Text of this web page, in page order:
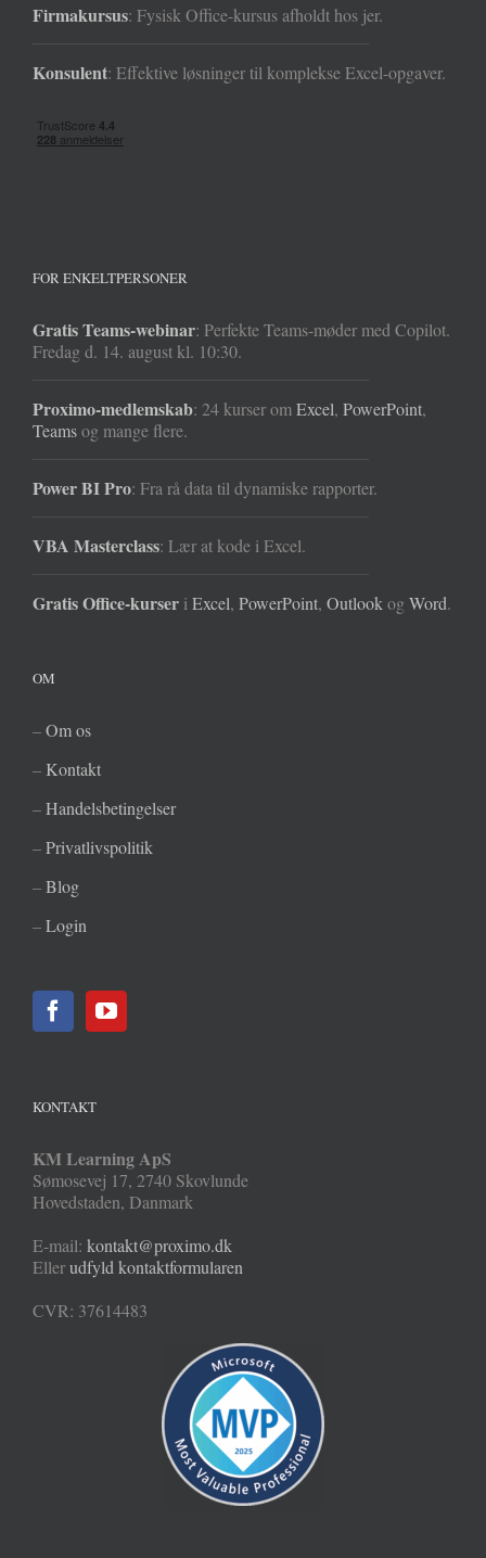
Firmakursus: Fysisk Office-kursus afholdt hos jer.
Konsulent: Effektive løsninger til komplekse Excel-opgaver.
FOR ENKELTPERSONER
Gratis Teams-webinar: Perfekte Teams-møder med Copilot.
Fredag d. 14. august kl. 10:30.
Proximo-medlemskab: 24 kurser omExcel, PowerPoint,
Teamsog mange flere.
Power BI Pro: Fra rå data til dynamiske rapporter.
VBA Masterclass: Lær at kode i Excel.
Gratis Office-kurser i Excel, PowerPoint, OutlookogWord.
OM
–Om os
– Kontakt
–Handelsbetingelser
–Privatlivspolitik
–Blog
–Login
KONTAKT
KM Learning ApS
Sømosevej 17, 2740 Skovlunde
Hovedstaden, Danmark
E-mail: kontakt@proximo.dk
Ellerudfyld kontaktformularen
CVR: 37614483